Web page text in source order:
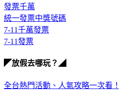
發票千萬
統一發票中獎號碼
7-11千萬發票
7-11發票
◤放假去哪玩？◢
全台熱門活動、人氣攻略一次看！